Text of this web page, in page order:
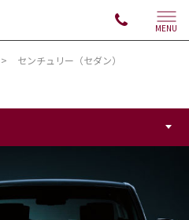
MENU
センチュリー（セダン）